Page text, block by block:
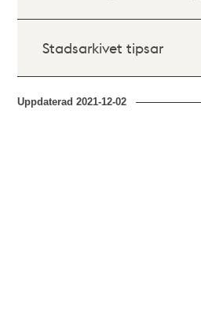
Stadsarkivet tipsar
Uppdaterad2021-12-02